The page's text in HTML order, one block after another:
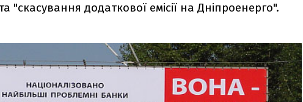
"скасування додаткової емісії на Дніпроенерго".